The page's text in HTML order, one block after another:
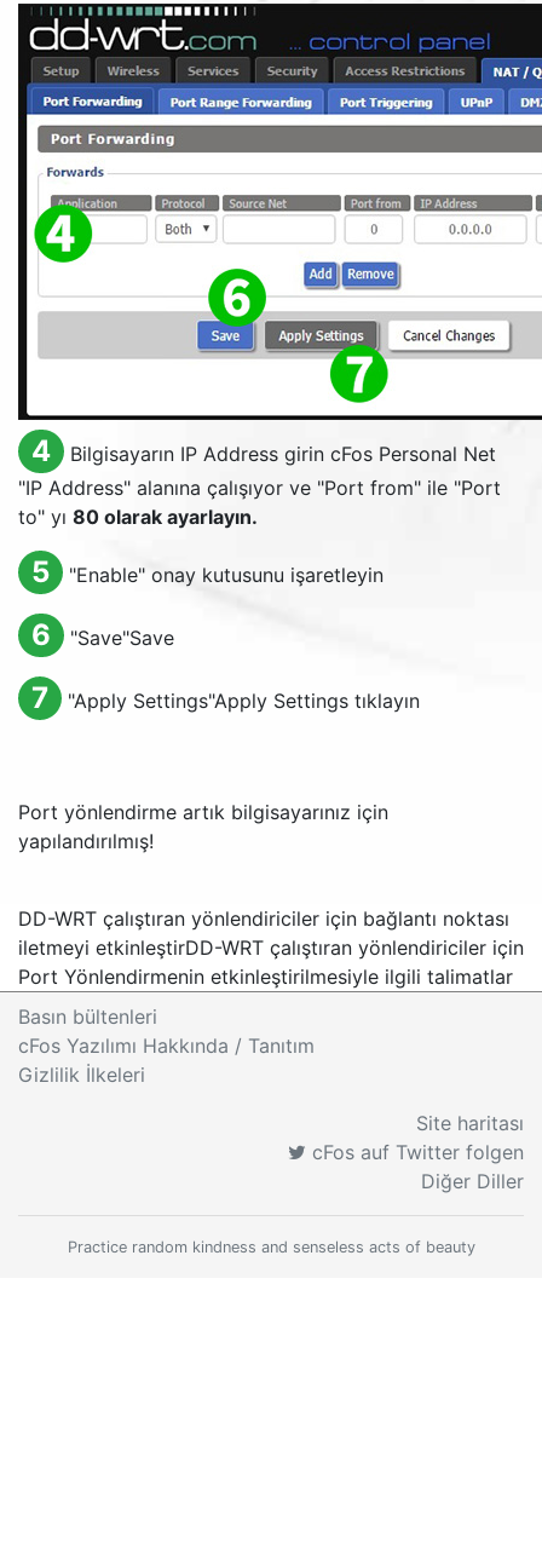
4 Bilgisayarın IP Addressgirin cFos Personal Net
"IP Address" alanına çalışıyor ve "Port from" ile "Port
to" yı 80 olarak ayarlayın.
5 "Enable" onay kutusunu işaretleyin
6 "Save"Save
7 "Apply Settings"Apply Settingstıklayın
Port yönlendirme artık bilgisayarınız için
yapılandırılmış!
DD-WRT çalıştıran yönlendiriciler için bağlantı noktası
iletmeyi etkinleştirDD-WRT çalıştıran yönlendiriciler için
Port Yönlendirmenin etkinleştirilmesiyle ilgili talimatlar
Basın bültenleri
cFos Yazılımı Hakkında / Tanıtım
Gizlilik İlkeleri
Site haritası
cFos auf Twitter folgen
Diğer Diller
Practice random kindness and senseless acts of beauty